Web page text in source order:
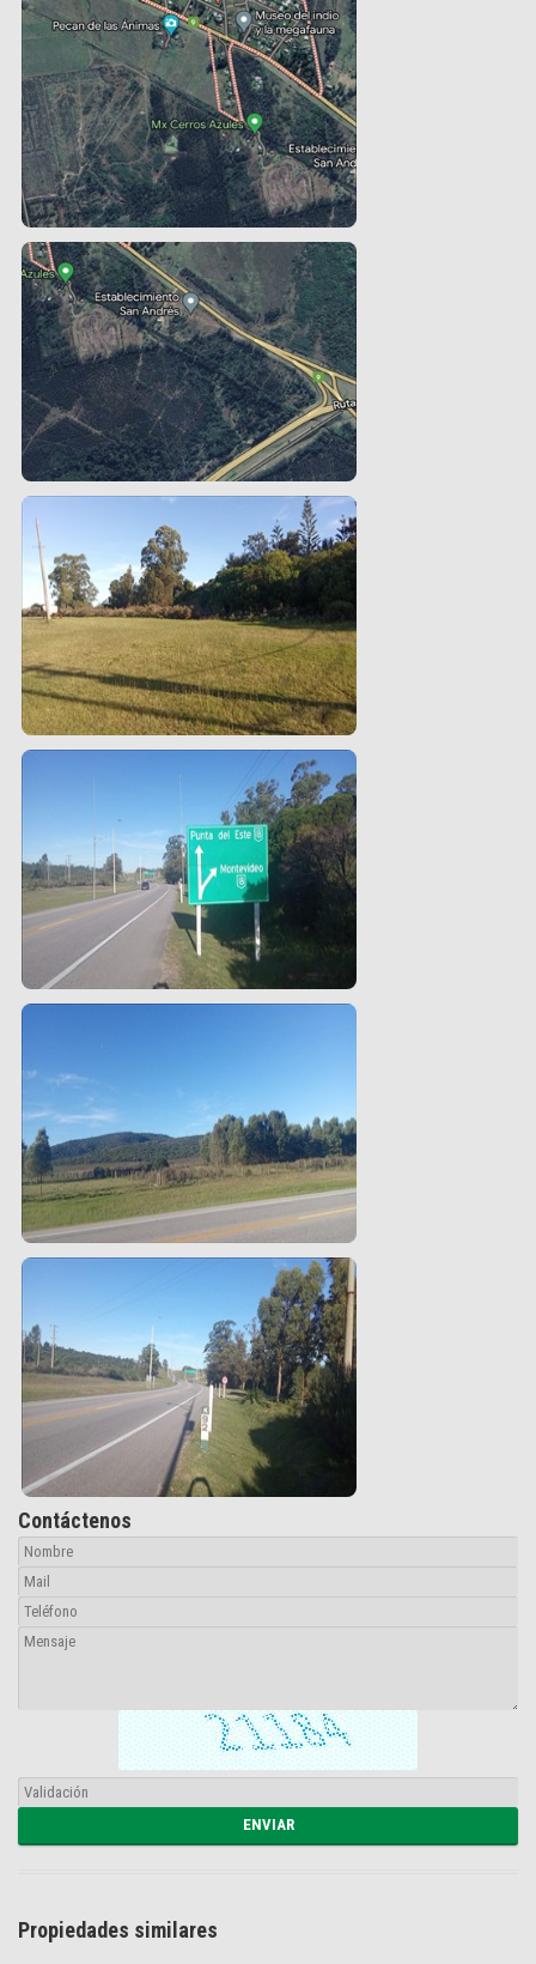
Contáctenos
Propiedades similares